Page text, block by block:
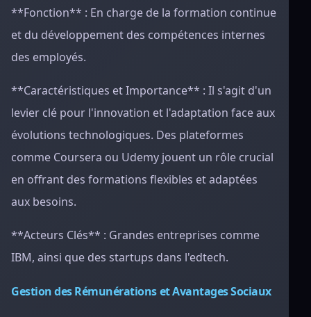
**Fonction** : En charge de la formation continue
et du développement des compétences internes
des employés.
**Caractéristiques et Importance** : Il s'agit d'un
levier clé pour l'innovation et l'adaptation face aux
évolutions technologiques. Des plateformes
comme Coursera ou Udemy jouent un rôle crucial
en offrant des formations flexibles et adaptées
aux besoins.
**Acteurs Clés** : Grandes entreprises comme
IBM, ainsi que des startups dans l'edtech.
Gestion des Rémunérations et Avantages Sociaux